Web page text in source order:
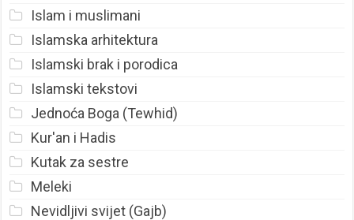
Islam i muslimani
Islamska arhitektura
Islamski brak i porodica
Islamski tekstovi
Jednoća Boga (Tewhid)
Kur'an i Hadis
Kutak za sestre
Meleki
Nevidljivi svijet (Gajb)